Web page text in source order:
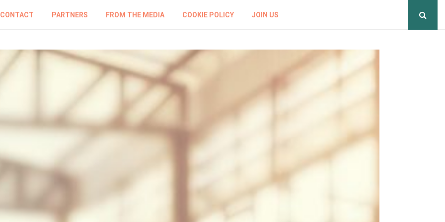
CONTACT PARTNERS FROM THE MEDIA COOKIE POLICY JOIN US